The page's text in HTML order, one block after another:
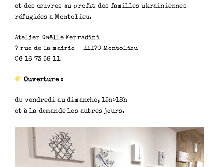
et des œuvres au profit des familles ukrainiennes
réfugiées à Montolieu.
Atelier Gaëlle Ferradini
7 rue de la mairie – 11170 Montolieu
06 16 73 58 11
Ouverture :
du vendredi au dimanche, 15h>18h
et à la demande les autres jours.